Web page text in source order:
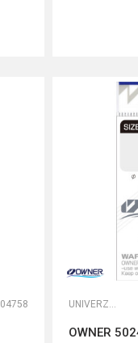
04758 UNIVERZALNE UDICE
OWNER